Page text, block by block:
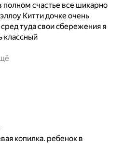
полном счастье все шикарно
Китти дочке очень
туда свои сбережения я
классный
копилка. ребенок в